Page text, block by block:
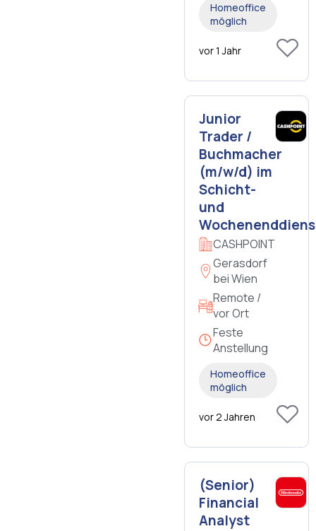
Homeoffice
möglich
vor 1 Jahr
Junior
Trader /
Buchmacher
(m/w/d) im
Schicht-
und
CASHPOINT
Gerasdorf
bei Wien
Remote /
vor Ort
Feste
Anstellung
Homeoffice
möglich
vor 2 Jahren
(Senior)
Financial
Analyst